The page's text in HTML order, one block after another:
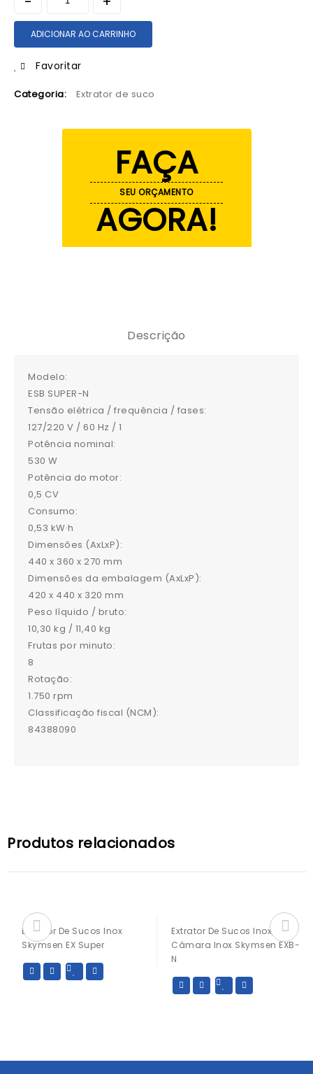
ADICIONAR AO CARRINHO
Favoritar
Categoria: Extrator de suco
FAÇA
SEU ORÇAMENTO
AGORA!
Descrição
Modelo:
ESB SUPER-N
Tensão elétrica / frequência / fases:
127/220 V / 60 Hz / 1
Potência nominal:
530 W
Potência do motor:
0,5 CV
Consumo:
0,53 kW·h
Dimensões (AxLxP):
440 x 360 x 270 mm
Dimensões da embalagem (AxLxP):
420 x 440 x 320 mm
Peso líquido / bruto:
10,30 kg / 11,40 kg
Frutas por minuto:
8
Rotação:
1.750 rpm
Classificação fiscal (NCM):
84388090
Produtos relacionados
Extrator De Sucos Inox
Skymsen EX Super
Extrator De Sucos Inox,
Câmara Inox Skymsen EXB-
N